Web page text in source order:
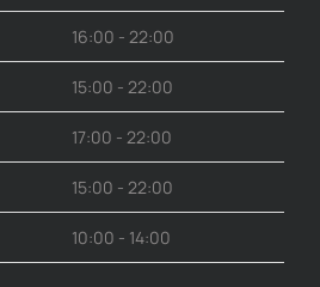
16:00 - 22:00
15:00 - 22:00
17:00 - 22:00
15:00 - 22:00
10:00 - 14:00